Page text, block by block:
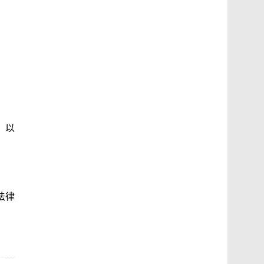
以
律